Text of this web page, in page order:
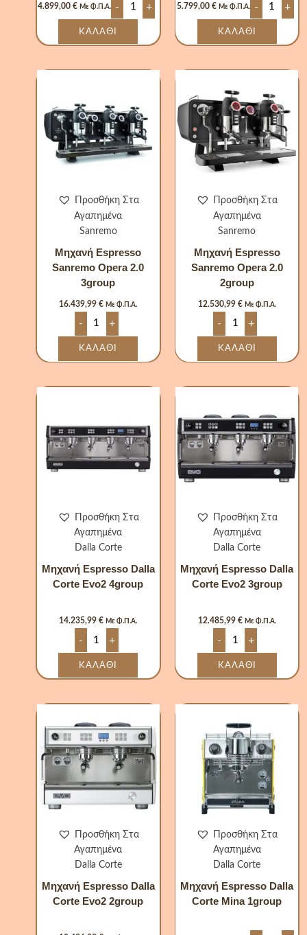
4.899,00€ Με Φ.Π.Α. - +
ΚΑΛΆΘΙ
5.799,00 € Με Φ.Π.Α. - +
ΚΑΛΆΘΙ
Προσθήκη Στα
Αγαπημένα
Sanremo
Μηχανή Espresso
Sanremo Opera 2.0
3group
16.439,99€ Με Φ.Π.Α.
-
2.0
3group
ποσότητα
+
ΚΑΛΆΘΙ
Προσθήκη Στα
Αγαπημένα
Sanremo
Μηχανή Espresso
Sanremo Opera 2.0
2group
12.530,99 € Με Φ.Π.Α.
-
Sanremo
Opera
2.0
2group
ποσότητα
+
ΚΑΛΆΘΙ
Προσθήκη Στα
Αγαπημένα
Dalla Corte
Μηχανή Espresso Dalla
Corte Evo2 4group
14.235,99€ Με Φ.Π.Α.
-
Evo2
4group
ποσότητα
+
ΚΑΛΆΘΙ
Προσθήκη Στα
Αγαπημένα
Dalla Corte
Μηχανή Espresso Dalla
Corte Evo2 3group
12.485,99 € Με Φ.Π.Α.
-
Corte
Evo2
3group
ποσότητα
+
ΚΑΛΆΘΙ
Προσθήκη Στα
Αγαπημένα
Dalla Corte
Μηχανή Espresso Dalla
Corte Evo2 2group
Μηχανή
Dalla
Corte
Evo2
2group
ποσότητα
Προσθήκη Στα
Αγαπημένα
Dalla Corte
Μηχανή Espresso Dalla
Corte Mina 1group
Μηχανή
Corte
Mina
1group
ποσότητα